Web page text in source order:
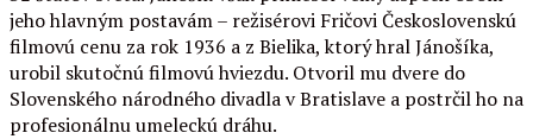
jeho hlavným postavám – režisérovi Fričovi Československú
filmovú cenu za rok 1936 a z Bielika, ktorý hral Jánošíka,
urobil skutočnú filmovú hviezdu. Otvoril mu dvere do
Slovenského národného divadla v Bratislave a postrčil ho na
profesionálnu umeleckú dráhu.